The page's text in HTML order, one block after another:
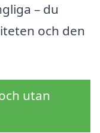
– du
och den
utan